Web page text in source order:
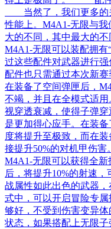
当然了，我们更多的
性能上。M4A1-无限与
大的不同，其中最大的不
M4A1-无限可以装配拥有
过这些配件对武器进行
配件也只需通过本次新
在装备了空间弹匣后，
不竭，并且在全模式适
视穿透衰减，使得子弹
是更加得心应手。在装
度将提升至极致，而在
接提升50%的对机甲伤
M4A1-无限可以获得全
后，将提升10%的射速
战属性如此出色的武器
式中，可以开启冒险专
够好，不受到伤害变异
状态，如果搭配上无限